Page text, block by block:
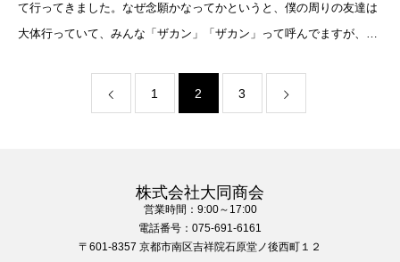
て行ってきました。なぜ念願かなってかというと、僕の周りの友達は
大体行っていて、みんな「ザカン」「ザカン」って呼んでますが、さ
1 2 3
株式会社大同商会
営業時間：9:00～17:00
電話番号：075-691-6161
〒601-8357 京都市南区吉祥院石原堂ノ後西町１２